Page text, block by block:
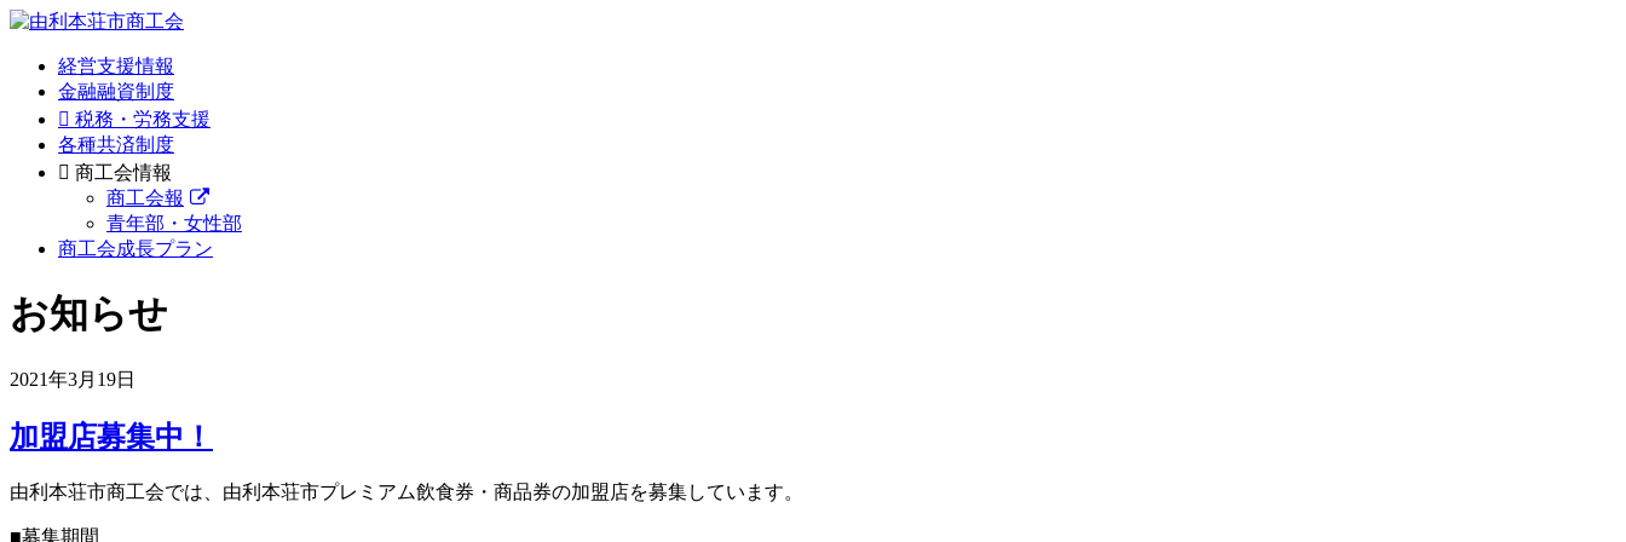
経営支援情報
金融融資制度
税務・労務支援
各種共済制度
商工会情報
商工会報
青年部・女性部
商工会成長プラン
お知らせ
2021年3月19日
加盟店募集中！
由利本荘市商工会では、由利本荘市プレミアム飲食券・商品券の加盟店を募集しています。
■募集期間